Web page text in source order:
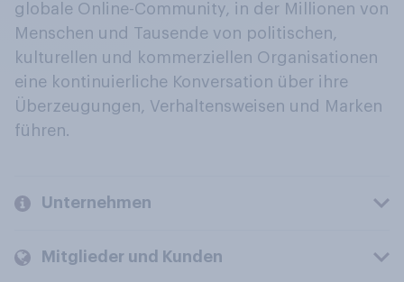
globale Online-Community, in der Millionen von
Menschen und Tausende von politischen,
kulturellen und kommerziellen Organisationen
eine kontinuierliche Konversation über ihre
Überzeugungen, Verhaltensweisen und Marken
führen.
Unternehmen
Mitglieder und Kunden